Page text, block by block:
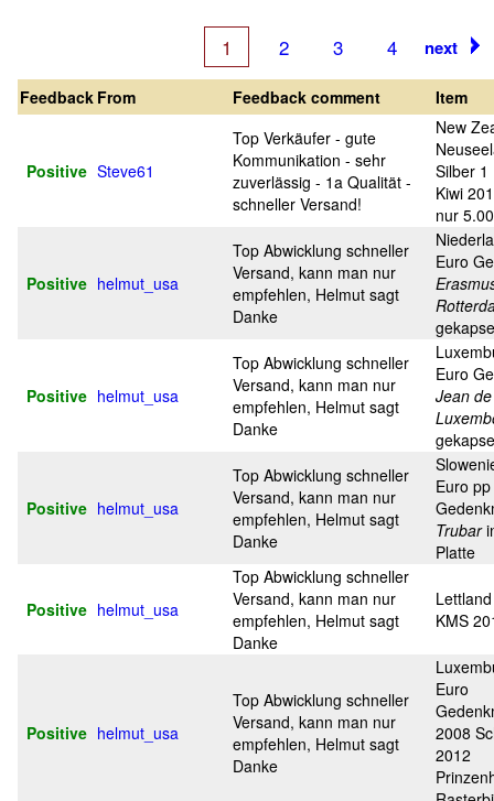
1 2 3 4 next
Feedback From Feedback comment Item
Positive Steve61
Top Verkäufer - gute
Kommunikation - sehr
zuverlässig - 1a Qualität -
schneller Versand!
New
Silber 1
Kiwi
nur
Positive helmut_usa
Top Abwicklung schneller
Versand, kann man nur
empfehlen, Helmut sagt
Danke
Euro
Positive helmut_usa
Top Abwicklung schneller
Versand, kann man nur
empfehlen, Helmut sagt
Danke
Euro
Jean de
Positive helmut_usa
Top Abwicklung schneller
Versand, kann man nur
empfehlen, Helmut sagt
Danke
Euro
Trubar
Platte
Positive helmut_usa
Top Abwicklung schneller
Versand, kann man nur
empfehlen, Helmut sagt
Danke
KMS
Positive helmut_usa
Top Abwicklung schneller
Versand, kann man nur
empfehlen, Helmut sagt
Danke
Euro
2008
2012